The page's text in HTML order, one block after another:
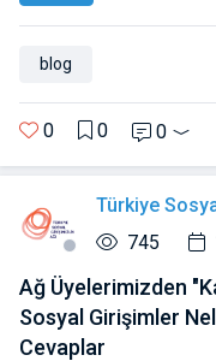
blog
0 0 0
Türkiye
745
Ağ Üyelerimizden
Sosyal Girişimler
Cevaplar